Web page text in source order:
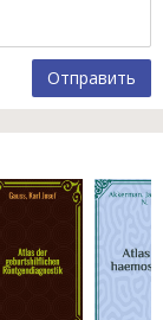
Отправить